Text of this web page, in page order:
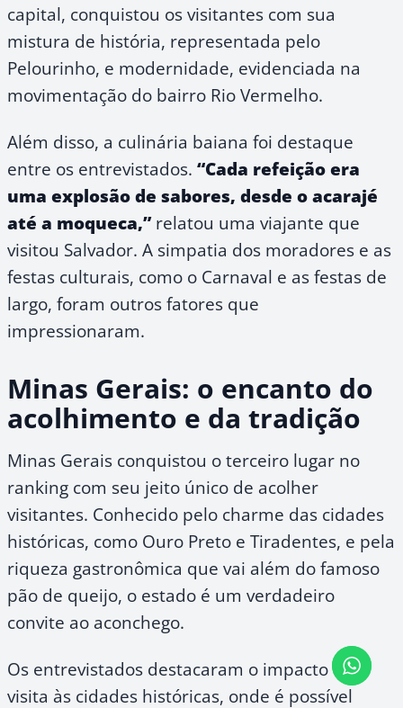
capital, conquistou os visitantes com sua
mistura de história, representada pelo
Pelourinho, e modernidade, evidenciada na
movimentação do bairro Rio Vermelho.
Além disso, a culinária baiana foi destaque
entre os entrevistados. “Cada refeição era
uma explosão de sabores, desde o acarajé
até a moqueca,”relatou uma viajante que
visitou Salvador. A simpatia dos moradores e as
festas culturais, como o Carnaval e as festas de
largo, foram outros fatores que
impressionaram.
Minas Gerais: o encanto do
acolhimento e da tradição
Minas Gerais conquistou o terceiro lugar no
ranking com seu jeito único de acolher
visitantes. Conhecido pelo charme das cidades
históricas, como Ouro Preto e Tiradentes, e pela
riqueza gastronômica que vai além do famoso
pão de queijo, o estado é um verdadeiro
convite ao aconchego.
Os entrevistados destacaram o impacto da
visita às cidades históricas, onde é possível